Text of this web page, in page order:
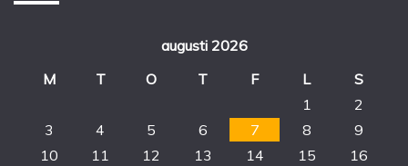
augusti 2026
M
T O T F L
S
1
2
3
4 5 6 7 8
9
10
11 12 13 14 15
16